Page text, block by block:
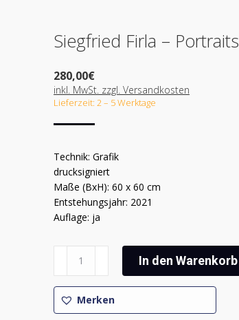
Siegfried Firla – Portraits
280,00€
inkl. MwSt. zzgl. Versandkosten
Lieferzeit: 2 – 5 Werktage
Technik: Grafik
drucksigniert
Maße (BxH): 60 x 60 cm
Entstehungsjahr: 2021
Auflage: ja
Portraits
Menge
In den Warenkorb
Merken